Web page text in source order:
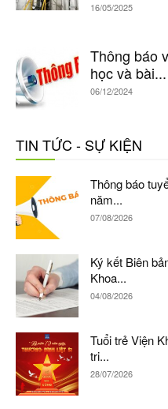
16/05/2025
Thông báo
học và bài...
06/12/2024
TIN TỨC - SỰ KIỆN
Thông báo
năm...
07/08/2026
Ký kết Biên
Khoa...
04/08/2026
Tuổi trẻ Viện
tri...
28/07/2026